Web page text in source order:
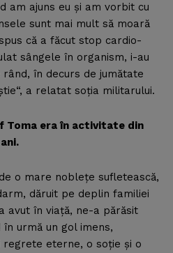
am ajuns eu şi am vorbit cu
sunt mai mult să moară
că a făcut stop cardio-
sângele în organism, i-au
în decurs de jumătate
a relatat soţia militarului.
Toma era în activitate din
o mare nobleţe sufletească,
dăruit pe deplin familiei
avut în viaţă, ne-a părăsit
urmă un gol imens,
eterne, o soţie şi o